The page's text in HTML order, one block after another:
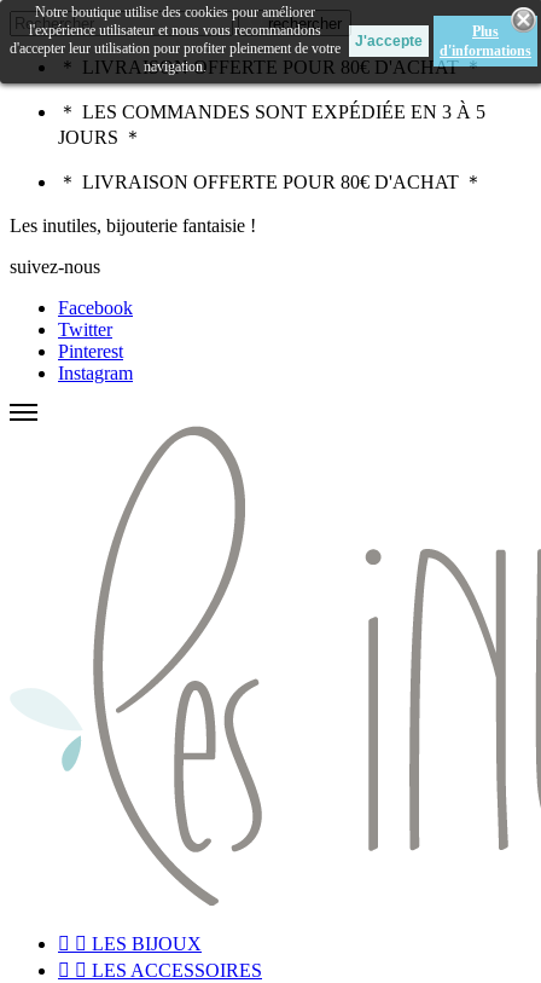
rechercher
＊ LIVRAISON OFFERTE POUR 80€ D'ACHAT ＊
＊ LES COMMANDES SONT EXPÉDIÉE EN 3 À 5
JOURS ＊
＊ LIVRAISON OFFERTE POUR 80€ D'ACHAT ＊
Les inutiles, bijouterie fantaisie !
suivez-nous
Facebook
Twitter
Pinterest
Instagram
  LES BIJOUX
  LES ACCESSOIRES
Notre boutique utilise des cookies pour améliorer
l'expérience utilisateur et nous vous recommandons
d'accepter leur utilisation pour profiter pleinement de votre
navigation.
Plus
d'informations